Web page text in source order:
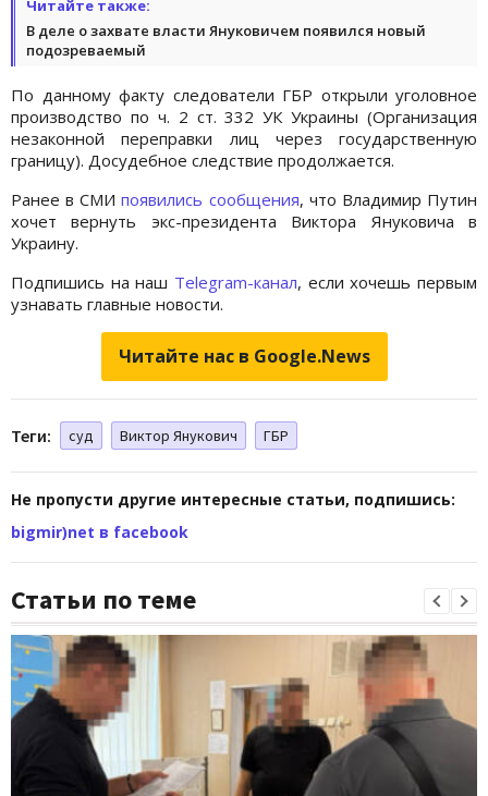
Читайте также:
В деле о захвате власти Януковичем появился новый
подозреваемый
По данному факту следователи ГБР открыли уголовное
производство по ч. 2 ст. 332 УК Украины (Организация
незаконной переправки лиц через государственную
границу). Досудебное следствие продолжается.
Ранее в СМИпоявились сообщения, что Владимир Путин
хочет вернуть экс-президента Виктора Януковича в
Украину.
Подпишись на наш Telegram-канал, если хочешь первым
узнавать главные новости.
Читайте нас в Google.News
Теги: суд Виктор Янукович ГБР
Не пропусти другие интересные статьи, подпишись:
bigmir)net в facebook
Статьи по теме